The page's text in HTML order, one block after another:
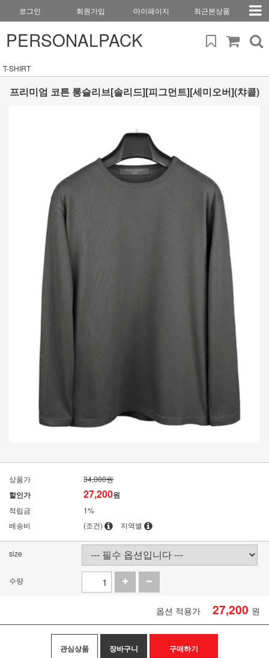
로그인 회원가입 마이페이지 최근본상품
PERSONALPACK
T-SHIRT
프리미엄 코튼 롱슬리브[솔리드][피그먼트][세미오버](챠콜)
상품가 34,000원
할인가 27,200원
적립금
1%
배송비
(조건) 지역별
size
수량
옵션 적용가 27,200 원
관심상품 장바구니 구매하기